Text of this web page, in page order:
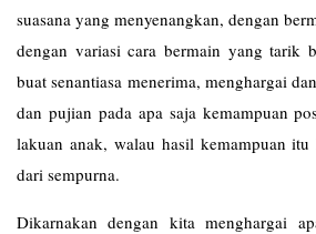
suasana yang menyenangkan, dengan
dengan variasi cara bermain yang tarik
buat senantiasa menerima, menghargai
dan pujian pada apa saja kemampuan
lakuan anak, walau hasil kemampuan
dari sempurna.
Dikarnakan dengan kita menghargai